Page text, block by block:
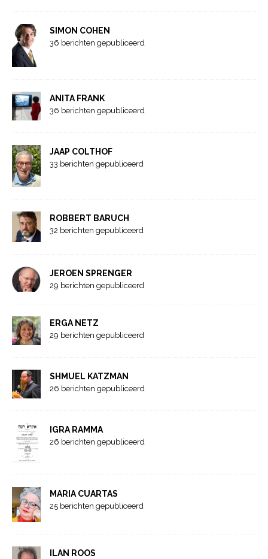
SIMON COHEN
36 berichten gepubliceerd
ANITA FRANK
36 berichten gepubliceerd
JAAP COLTHOF
33 berichten gepubliceerd
ROBBERT BARUCH
32 berichten gepubliceerd
JEROEN SPRENGER
29 berichten gepubliceerd
ERGA NETZ
29 berichten gepubliceerd
SHMUEL KATZMAN
26 berichten gepubliceerd
IGRA RAMMA
26 berichten gepubliceerd
MARIA CUARTAS
25 berichten gepubliceerd
ILAN ROOS